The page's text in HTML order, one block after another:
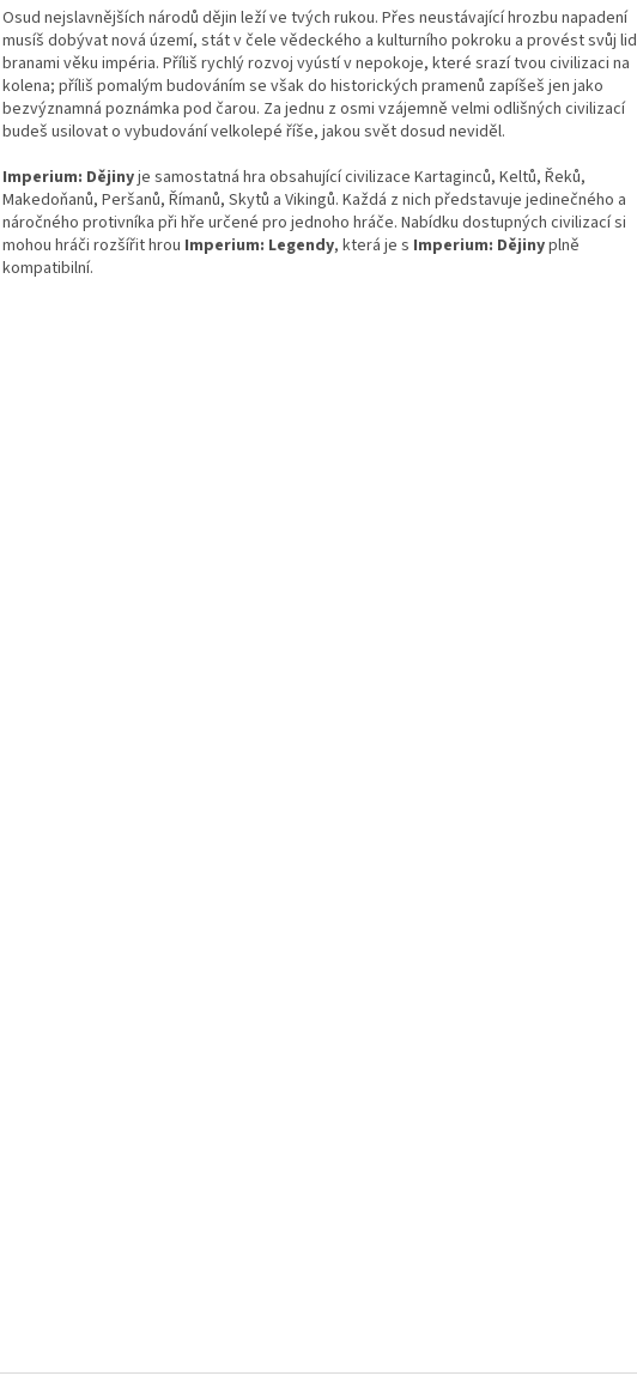
Osud nejslavnějších národů dějin leží ve tvých rukou. Přes neustávající hrozbu napadení
musíš dobývat nová území, stát v čele vědeckého a kulturního pokroku a provést svůj lid
branami věku impéria. Příliš rychlý rozvoj vyústí v nepokoje, které srazí tvou civilizaci na
kolena; příliš pomalým budováním se však do historických pramenů zapíšeš jen jako
bezvýznamná poznámka pod čarou. Za jednu z osmi vzájemně velmi odlišných civilizací
budeš usilovat o vybudování velkolepé říše, jakou svět dosud neviděl.
Imperium: Dějinyje samostatná hra obsahující civilizace Kartaginců, Keltů, Řeků,
Makedoňanů, Peršanů, Římanů, Skytů a Vikingů. Každá z nich představuje jedinečného a
náročného protivníka při hře určené pro jednoho hráče. Nabídku dostupných civilizací si
mohou hráči rozšířit hrou Imperium: Legendy, která je s Imperium: Dějinyplně
kompatibilní.